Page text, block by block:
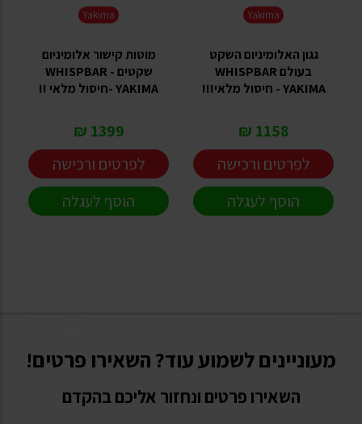
Yakima
גגון האלומיניום השקט
בעולם WHISPBAR
YAKIMA - חיסול מלאי!!!
1158 ₪
לפרטים ורכישה
הוסף לעגלה
Yakima
מוטות קישור אלומיניום
שקטים - WHISPBAR
YAKIMA -חיסול מלאי !!
1399 ₪
לפרטים ורכישה
הוסף לעגלה
מעוניינים לשמוע עוד? השאירו פרטים!
השאירו פרטים ונחזור אליכם בהקדם